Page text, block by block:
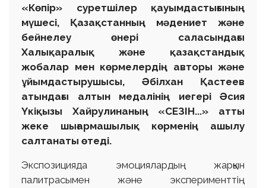
«Көпір» суретшілер қауымдастығының
мүшесі, Қазақстанның мәдениет және
бейнелеу өнері саласындағы
Халықаралық және қазақстандық
жобалар мен көрмелердің авторы және
ұйымдастырушысы, Әбілхан Қастеев
атындағы алтын медалінің иегері Әсия
Үкіқызы Хайрулинаның «СЕЗІН...» атты
жеке шығармашылық көрменің ашылу
салтанаты өтеді.
Экспозицияда эмоциялардың жарқын
палитрасымен және эксперименттің